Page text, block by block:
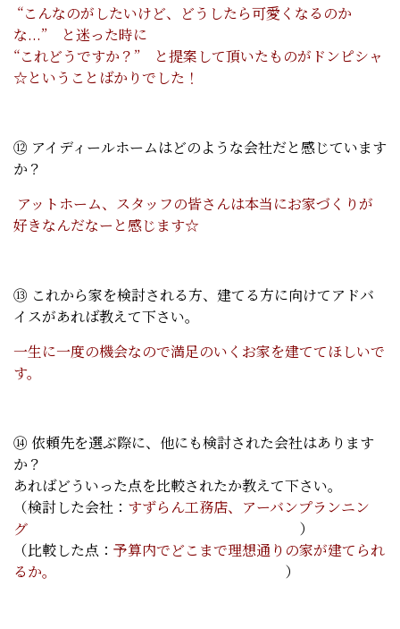
“こんなのがしたいけど、どうしたら可愛くなるのか
な...” と迷った時に
“これどうですか？” と提案して頂いたものがドンピシャ
☆ということばかりでした！
⑫ アイディールホームはどのような会社だと感じています
か？
アットホーム、スタッフの皆さんは本当にお家づくりが
好きなんだなーと感じます☆
⑬ これから家を検討される方、建てる方に向けてアドバ
イスがあれば教えて下さい。
一生に一度の機会なので満足のいくお家を建ててほしいで
す。
⑭ 依頼先を選ぶ際に、他にも検討された会社はあります
か？
あればどういった点を比較されたか教えて下さい。
（検討した会社： すずらん工務店、アーバンプランニン
グ
）
（比較した点： 予算内でどこまで理想通りの家が建てられ
るか。
）